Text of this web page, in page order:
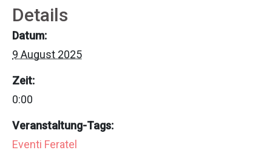
Details
Datum:
9 August 2025
Zeit:
0:00
Veranstaltung-Tags:
Eventi Feratel